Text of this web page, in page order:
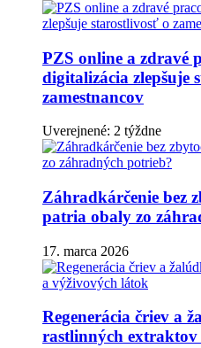
PZS online a zdravé
digitalizácia zlepšuje
zamestnancov
Uverejnené: 2 týždne
Záhradkárčenie bez
patria obaly zo
17. marca 2026
Regenerácia čriev a
rastlinných